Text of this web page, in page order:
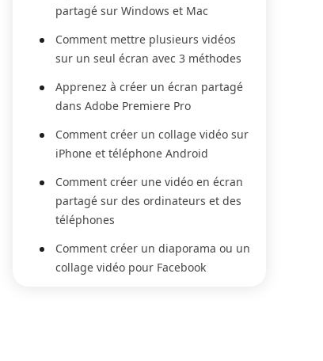
partagé sur Windows et Mac
Comment mettre plusieurs vidéos
sur un seul écran avec 3 méthodes
Apprenez à créer un écran partagé
dans Adobe Premiere Pro
Comment créer un collage vidéo sur
iPhone et téléphone Android
Comment créer une vidéo en écran
partagé sur des ordinateurs et des
téléphones
Comment créer un diaporama ou un
collage vidéo pour Facebook